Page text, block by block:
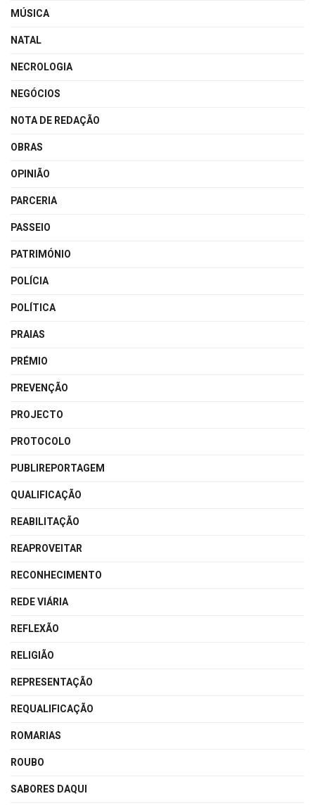
MÚSICA
NATAL
NECROLOGIA
NEGÓCIOS
NOTA DE REDAÇÃO
OBRAS
OPINIÃO
PARCERIA
PASSEIO
PATRIMÓNIO
POLÍCIA
POLÍTICA
PRAIAS
PRÉMIO
PREVENÇÃO
PROJECTO
PROTOCOLO
PUBLIREPORTAGEM
QUALIFICAÇÃO
REABILITAÇÃO
REAPROVEITAR
RECONHECIMENTO
REDE VIÁRIA
REFLEXÃO
RELIGIÃO
REPRESENTAÇÃO
REQUALIFICAÇÃO
ROMARIAS
ROUBO
SABORES DAQUI